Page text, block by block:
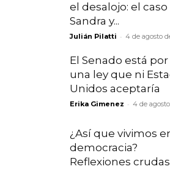
el desalojo: el caso
Sandra y...
Julián Pilatti - 4 de agosto
El Senado está
una ley que ni
Unidos aceptaría
Erika Gimenez - 4 de
¿Así que vivimos
democracia?
Reflexiones